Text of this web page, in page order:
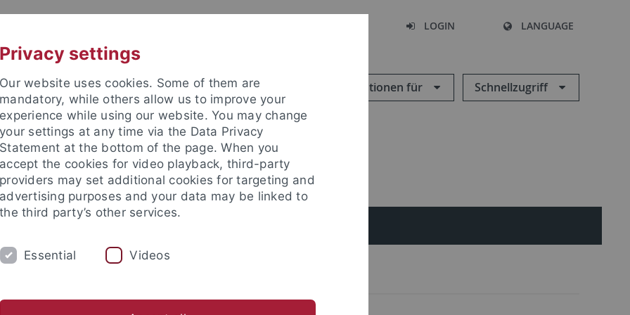
LOGIN LANGUAGE
Informationen für Schnellzugriff
ORIGINS
Privacy settings
Our website uses cookies. Some of them are
mandatory, while others allow us to improve your
experience while using our website. You may change
your settings at any time via the Data Privacy
Statement at the bottom of the page. When you
accept the cookies for video playback, third-party
providers may set additional cookies for targeting and
advertising purposes and your data may be linked to
the third party’s other services.
Essential Videos